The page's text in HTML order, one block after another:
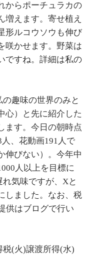
からポーチュラカの
増えます。寄せ植え
形ルコウソウも伸び
咲かせます。野菜は
ですね。詳細は私の
趣味の世界のみと
心）と先に紹介した
ます。今日の朝時点
、花動画191人で
伸びない）。今年中
人以上を目標に
れ気味ですが、Xと
しました。なお、税
供はブログで行い
(火)譲渡所得(水)